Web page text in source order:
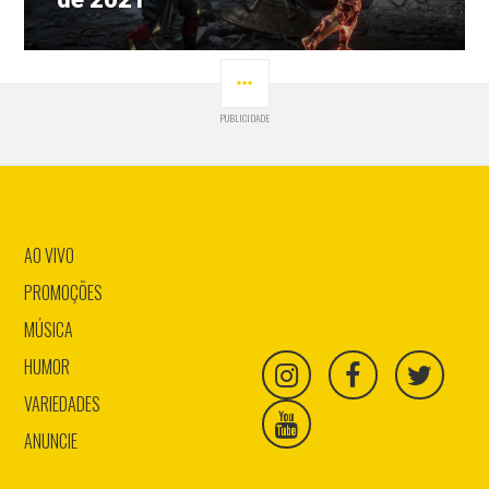
PUBLICIDADE
AO VIVO
PROMOÇÕES
MÚSICA
HUMOR
VARIEDADES
ANUNCIE